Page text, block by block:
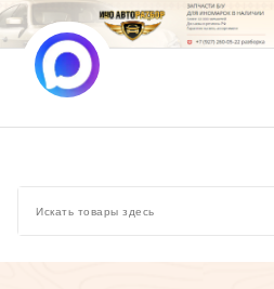
Перейти
к
содержимому